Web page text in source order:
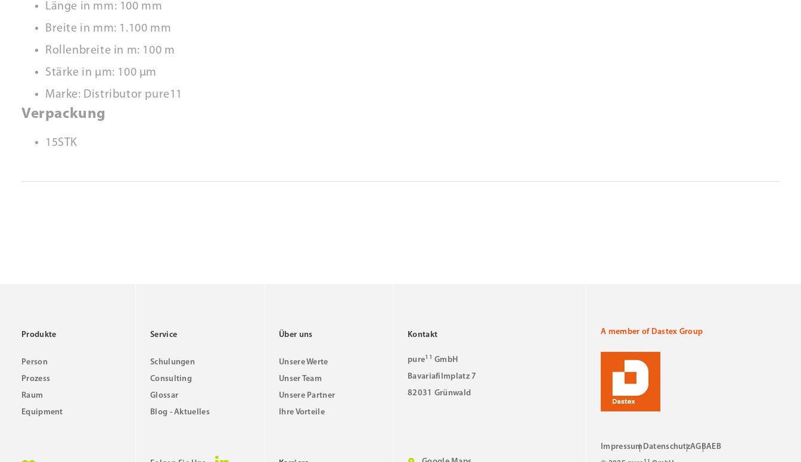
Länge in mm: 100 mm
Breite in mm: 1.100 mm
Rollenbreite in m: 100 m
Stärke in µm: 100 µm
Marke: Distributor pure11
Verpackung
15STK
Produkte
Person
Prozess
Raum
Equipment
Service
Schulungen
Consulting
Glossar
Blog - Aktuelles
Über uns
Unsere Werte
Unser Team
Unsere Partner
Ihre Vorteile
Kontakt
pure11 GmbH
Bavariafilmplatz 7
82031 Grünwald
A member of Dastex Group
Impressum DatenschutzAGBAEB